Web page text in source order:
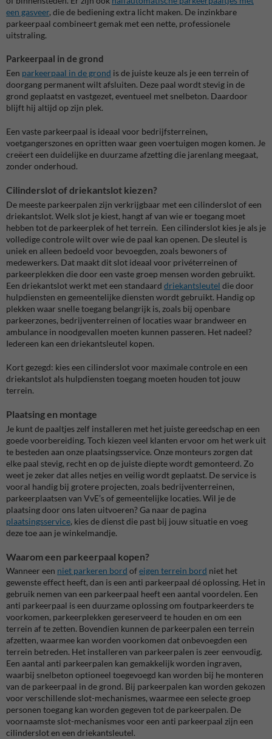
een gasveer, die de bediening extra licht maken. De inzinkbare
parkeerpaal combineert gemak met een nette, professionele
uitstraling.
Parkeerpaal in de grond
Een parkeerpaal in de grond is de juiste keuze als je een terrein of
doorgang permanent wilt afsluiten. Deze paal wordt stevig in de
grond geplaatst en vastgezet, eventueel met snelbeton. Daardoor
blijft hij altijd op zijn plek.
Een vaste parkeerpaal is ideaal voor bedrijfsterreinen,
voetgangerszones en opritten waar geen voertuigen mogen komen. Je
creëert een duidelijke en duurzame afzetting die jarenlang meegaat,
zonder onderhoud.
Cilinderslot of driekantslot kiezen?
De meeste parkeerpalen zijn verkrijgbaar met een cilinderslot of een
driekantslot. Welk slot je kiest, hangt af van wie er toegang moet
hebben tot de parkeerplek of het terrein. Een cilinderslot kies je als je
volledige controle wilt over wie de paal kan openen. De sleutel is
uniek en alleen bedoeld voor bevoegden, zoals bewoners of
medewerkers. Dat maakt dit slot ideaal voor privéterreinen of
parkeerplekken die door een vaste groep mensen worden gebruikt.
Een driekantslotwerkt met een standaard driekantsleutel die door
hulpdiensten en gemeentelijke diensten wordt gebruikt. Handig op
plekken waar snelle toegang belangrijk is, zoals bij openbare
parkeerzones, bedrijventerreinen of locaties waar brandweer en
ambulance in noodgevallen moeten kunnen passeren. Het nadeel?
Iedereen kan een driekantsleutel kopen.
Kort gezegd: kies een cilinderslot voor maximale controle en een
driekantslot als hulpdiensten toegang moeten houden tot jouw
terrein.
Plaatsing en montage
Je kunt de paaltjes zelf installeren met het juiste gereedschap en een
goede voorbereiding. Toch kiezen veel klanten ervoor om het werk uit
te besteden aan onze plaatsingsservice. Onze monteurs zorgen dat
elke paal stevig, recht en op de juiste diepte wordt gemonteerd. Zo
weet je zeker dat alles netjes en veilig wordt geplaatst. De service is
vooral handig bij grotere projecten, zoals bedrijventerreinen,
parkeerplaatsen van VvE’s of gemeentelijke locaties. Wil je de
plaatsing door ons laten uitvoeren? Ga naar de pagina
plaatsingsservice, kies de dienst die past bij jouw situatie en voeg
deze toe aan je winkelmandje.
Waarom een parkeerpaal kopen?
Wanneer een niet parkeren bord ofeigen terrein bord niet het
gewenste effect heeft, dan is een anti parkeerpaal dé oplossing. Het in
gebruik nemen van een parkeerpaal heeft een aantal voordelen. Een
anti parkeerpaal is een duurzame oplossing om foutparkeerders te
voorkomen, parkeerplekken gereserveerd te houden en om een
terrein af te zetten. Bovendien kunnen de parkeerpalen een terrein
afzetten, waarmee kan worden voorkomen dat onbevoegden een
terrein betreden. Het installeren van parkeerpalen is zeer eenvoudig.
Een aantal anti parkeerpalen kan gemakkelijk worden ingraven,
waarbij snelbeton optioneel toegevoegd kan worden bij he monteren
van de parkeerpaal in de grond. Bij parkeerpalen kan worden gekozen
voor verschillende slot-mechanismes, waarmee een selecte groep
personen toegang kan worden gegeven tot de parkeerpalen. De
voornaamste slot-mechanismes voor een anti parkeerpaal zijn een
cilinderslot en een driekantsleutel.